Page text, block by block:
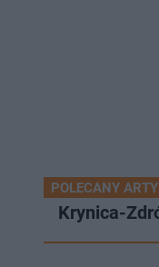
POLECANY
Krynica-